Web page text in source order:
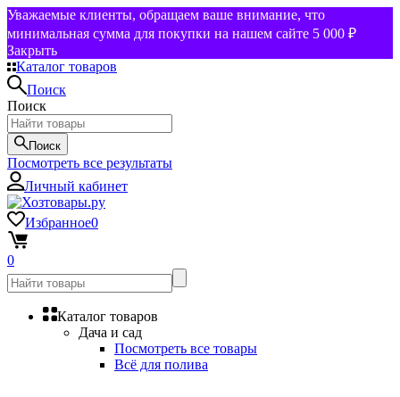
Уважаемые клиенты, обращаем ваше внимание, что
минимальная сумма для покупки на нашем сайте 5 000 ₽
Закрыть
Каталог товаров
Поиск
Поиск
Поиск
Посмотреть все результаты
Личный кабинет
Избранное0
0
Каталог товаров
Дача и сад
Посмотреть все товары
Всё для полива